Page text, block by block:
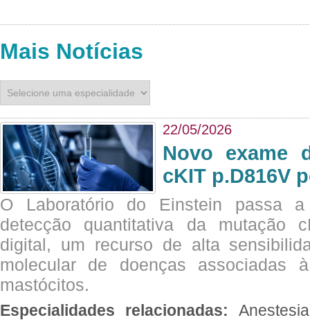
Mais Notícias
22/05/2026
Novo exame
cKIT p.D816V
O Laboratório do Einstein passa
detecção quantitativa da mutação
digital, um recurso de alta
molecular de doenças associadas
mastócitos.
Especialidades relacionadas: